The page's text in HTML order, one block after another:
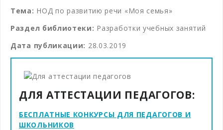
Тема: НОД по развитию речи «Моя семья»
Раздел библиотеки: Разработки учебных занятий
Дата публикации: 28.03.2019
ДЛЯ АТТЕСТАЦИИ ПЕДАГОГОВ:
БЕСПЛАТНЫЕ КОНКУРСЫ ДЛЯ ПЕДАГОГОВ И
ШКОЛЬНИКОВ